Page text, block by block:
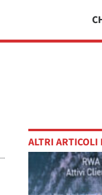
ALTRI ARTICOLI